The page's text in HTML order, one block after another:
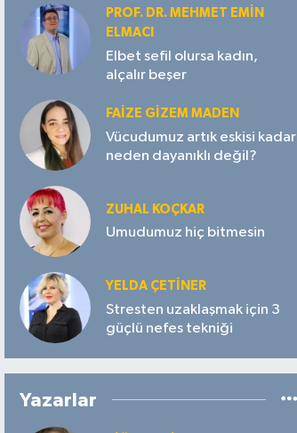
PROF. DR. MEHMET EMIN
ELMACI
Elbet sefil olursa kadın,
alçalır beşer
FAIZE GIZEM MADEN
Vücudumuz artık eskisi kadar
neden dayanıklı değil?
ZUHAL KOÇKAR
Umudumuz hiç bitmesin
YELDA ÇETİNER
Stresten uzaklaşmak için 3
güçlü nefes tekniği
Yazarlar